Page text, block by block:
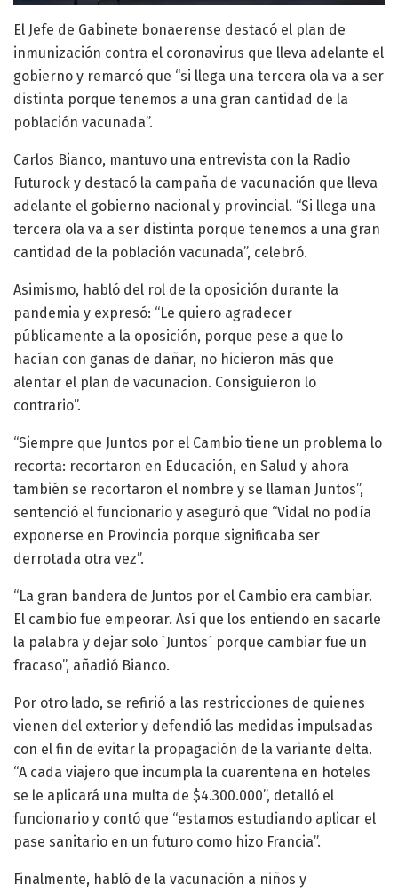
El Jefe de Gabinete bonaerense destacó el plan de
inmunización contra el coronavirus que lleva adelante el
gobierno y remarcó que “si llega una tercera ola va a ser
distinta porque tenemos a una gran cantidad de la
población vacunada”.
Carlos Bianco, mantuvo una entrevista con la Radio
Futurock y destacó la campaña de vacunación que lleva
adelante el gobierno nacional y provincial. “Si llega una
tercera ola va a ser distinta porque tenemos a una gran
cantidad de la población vacunada”, celebró.
Asimismo, habló del rol de la oposición durante la
pandemia y expresó: “Le quiero agradecer
públicamente a la oposición, porque pese a que lo
hacían con ganas de dañar, no hicieron más que
alentar el plan de vacunacion. Consiguieron lo
contrario”.
“Siempre que Juntos por el Cambio tiene un problema lo
recorta: recortaron en Educación, en Salud y ahora
también se recortaron el nombre y se llaman Juntos”,
sentenció el funcionario y aseguró que “Vidal no podía
exponerse en Provincia porque significaba ser
derrotada otra vez”.
“La gran bandera de Juntos por el Cambio era cambiar.
El cambio fue empeorar. Así que los entiendo en sacarle
la palabra y dejar solo `Juntos´ porque cambiar fue un
fracaso”, añadió Bianco.
Por otro lado, se refirió a las restricciones de quienes
vienen del exterior y defendió las medidas impulsadas
con el fin de evitar la propagación de la variante delta.
“A cada viajero que incumpla la cuarentena en hoteles
se le aplicará una multa de $4.300.000”, detalló el
funcionario y contó que “estamos estudiando aplicar el
pase sanitario en un futuro como hizo Francia”.
Finalmente, habló de la vacunación a niños y